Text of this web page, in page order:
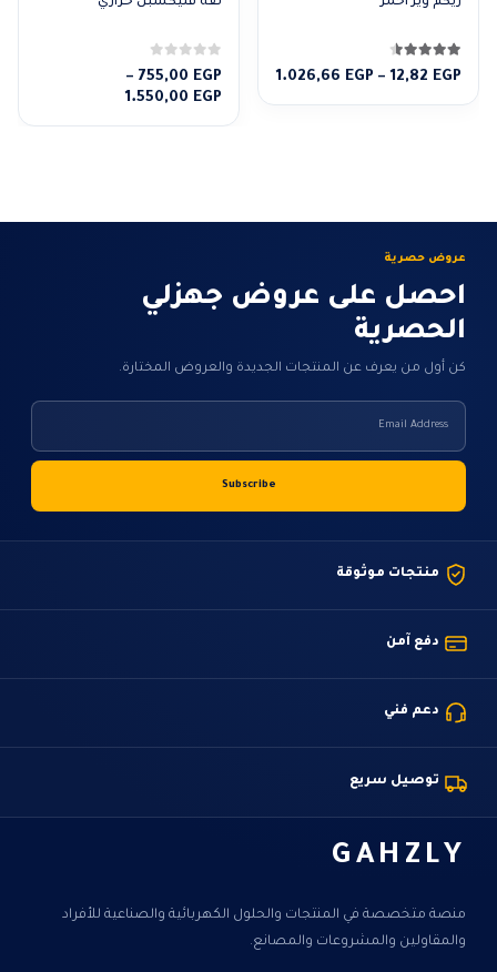
ريكم وير أحمر
4.50 من 5
12,82 EGP
–
1.026,66 EGP
نطاق
السعر:
لفة فليكسبل حراري
0من 5
755,00 EGP
–
1.550,00 EGP
نطاق
عروض حصرية
احصل على عروض جهزلي
الحصرية
كن أول من يعرف عن المنتجات الجديدة والعروض المختارة.
منتجات موثوقة
دفع آمن
دعم فني
توصيل سريع
GAHZLY
منصة متخصصة في المنتجات والحلول الكهربائية والصناعية للأفراد
والمقاولين والمشروعات والمصانع.